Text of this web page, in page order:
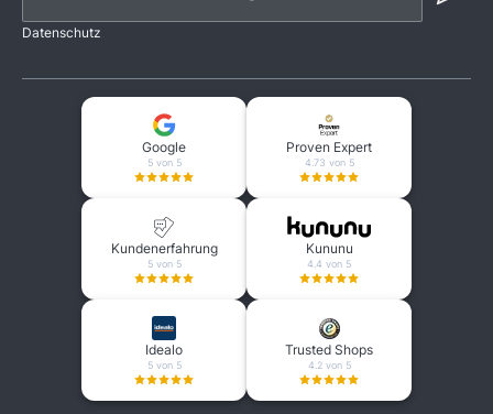
Datenschutz
Google
5 von 5
Proven Expert
4.73 von 5
Kundenerfahrung
5 von 5
Kununu
4.4 von 5
Idealo
5 von 5
Trusted Shops
4.2 von 5